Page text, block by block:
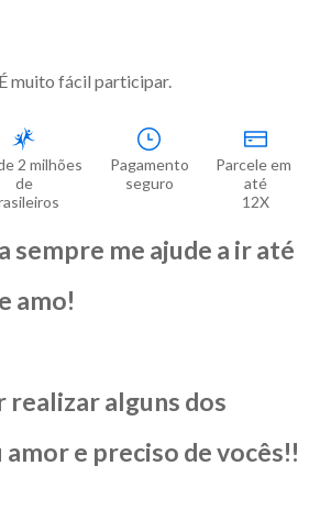
É muito fácil participar.
2 milhões
de
Pagamento
seguro
Parcele em
até
12X
sempre me ajude a ir até
amo!
realizar alguns dos
amor e preciso de vocês!!